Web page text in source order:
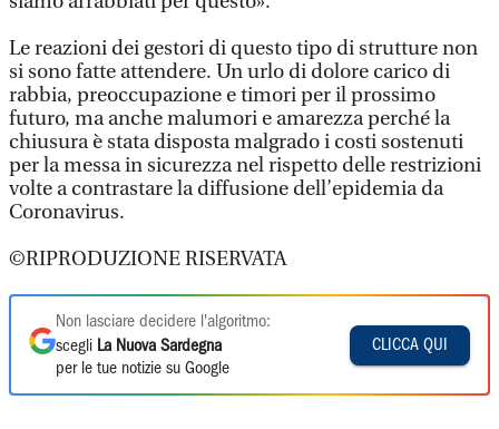
Le reazioni dei gestori di questo tipo di strutture non
si sono fatte attendere. Un urlo di dolore carico di
rabbia, preoccupazione e timori per il prossimo
futuro, ma anche malumori e amarezza perché la
chiusura è stata disposta malgrado i costi sostenuti
per la messa in sicurezza nel rispetto delle restrizioni
volte a contrastare la diffusione dell’epidemia da
Coronavirus.
©RIPRODUZIONE RISERVATA
Non lasciare decidere l'algoritmo:
scegli La Nuova Sardegna
per le tue notizie su Google
CLICCA QUI